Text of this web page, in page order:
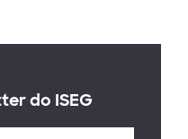
do ISEG